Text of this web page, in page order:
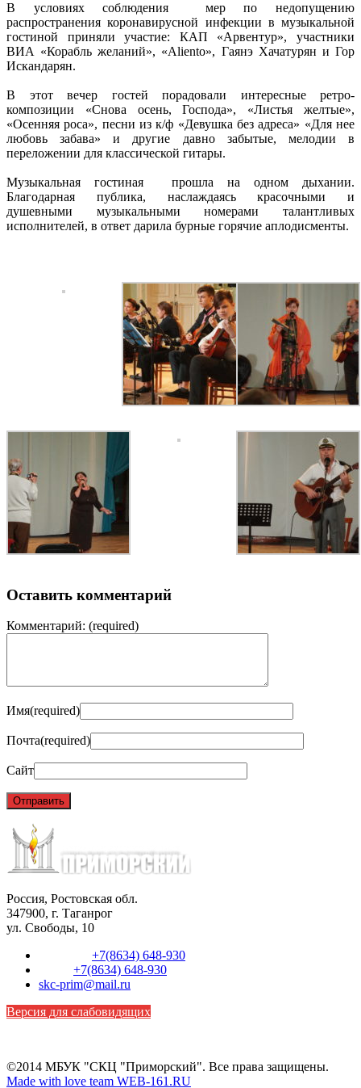
В условиях соблюдения мер по недопущению
распространения коронавирусной инфекции в музыкальной
гостиной приняли участие: КАП «Арвентур», участники
ВИА «Корабль желаний», «Aliento», Гаянэ Хачатурян и Гор
Искандарян.
В этот вечер гостей порадовали интересные ретро-
композиции «Снова осень, Господа», «Листья желтые»,
«Осенняя роса», песни из к/ф «Девушка без адреса» «Для нее
любовь забава» и другие давно забытые, мелодии в
переложении для классической гитары.
Музыкальная гостиная прошла на одном дыхании.
Благодарная публика, наслаждаясь красочными и
душевными музыкальными номерами талантливых
исполнителей, в ответ дарила бурные горячие аплодисменты.
Оставить комментарий
Комментарий: (required)
Имя(required)
Почта(required)
Сайт
Россия, Ростовская обл.
347900, г. Таганрог
ул. Свободы, 10
+7(8634) 648-930
+7(8634) 648-930
skc-prim@mail.ru
Версия для слабовидящих
©2014 МБУК "СКЦ "Приморский". Все права защищены.
Made with love team WEB-161.RU